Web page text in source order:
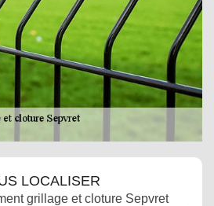
LOCALISER
grillage et cloture Sepvret